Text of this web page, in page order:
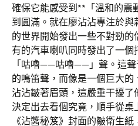
確保它能感受到**「溫和的震
到圓滿。就在廖沾沾專注於
的世界開始發出一些不對勁
有的汽車喇叭同時發出了一
「咕嚕——咕嚕——」聲。這
的鳴笛聲，而像是一個巨大
沾沾皺著眉頭，這嚴重干擾
決定出去看個究竟，順手從
《沾醬秘笈》封面的皺衛生